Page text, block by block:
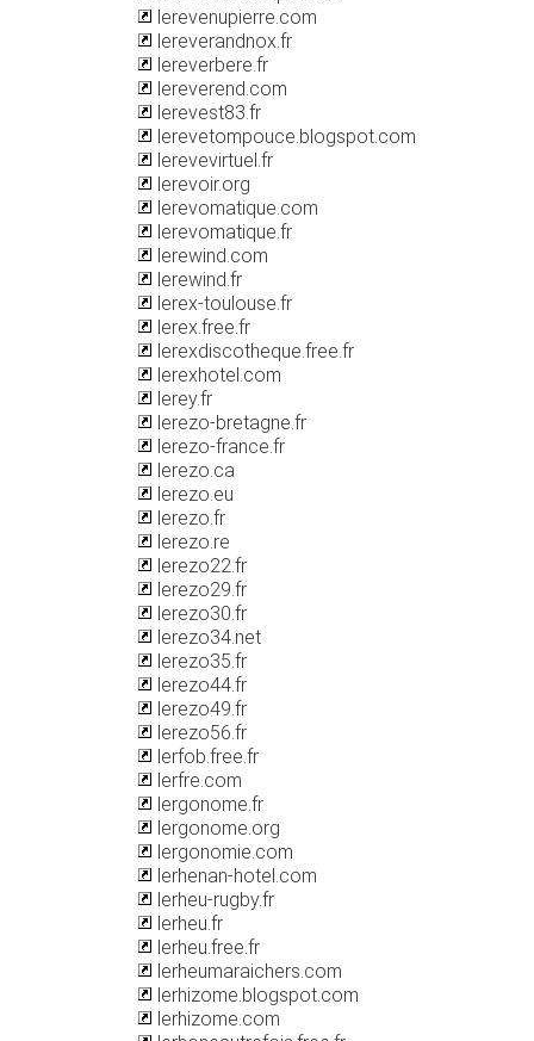
lerevenupierre.com
lereverandnox.fr
lereverbere.fr
lereverend.com
lerevest83.fr
lerevetompouce.blogspot.com
lerevevirtuel.fr
lerevoir.org
lerevomatique.com
lerevomatique.fr
lerewind.com
lerewind.fr
lerex-toulouse.fr
lerex.free.fr
lerexdiscotheque.free.fr
lerexhotel.com
lerey.fr
lerezo-bretagne.fr
lerezo-france.fr
lerezo.ca
lerezo.eu
lerezo.fr
lerezo.re
lerezo22.fr
lerezo29.fr
lerezo30.fr
lerezo34.net
lerezo35.fr
lerezo44.fr
lerezo49.fr
lerezo56.fr
lerfob.free.fr
lerfre.com
lergonome.fr
lergonome.org
lergonomie.com
lerhenan-hotel.com
lerheu-rugby.fr
lerheu.fr
lerheu.free.fr
lerheumaraichers.com
lerhizome.blogspot.com
lerhizome.com